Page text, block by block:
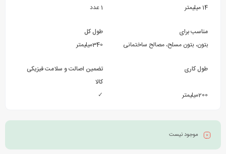
14 میلیمتر
1 عدد
مناسب برای
بتون، بتون مسلح، مصالح ساختمانی
طول کل
340میلیمتر
طول کاری
200میلیمتر
تضمین اصالت و سلامت فیزیکی
کالا
✓
موجود نیست